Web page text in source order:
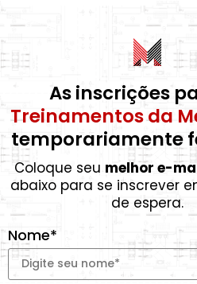
As inscrições
Treinamentos da
temporariamente
Coloque seu melhor e-
abaixo para se inscrever
de espera.
Nome*